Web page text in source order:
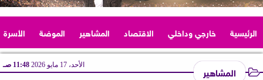
الرئيسية خارجي وداخلي الاقتصاد المشاهير الموضة الأسرة
المشاهير الأحد، 17 مايو 2026 11:48 صـ